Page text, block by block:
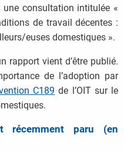
consultation intitulée «
de travail décentes :
euses domestiques ».
rapport vient d’être publié.
de l’adoption par
C189 de l’OIT sur le
récemment paru (en